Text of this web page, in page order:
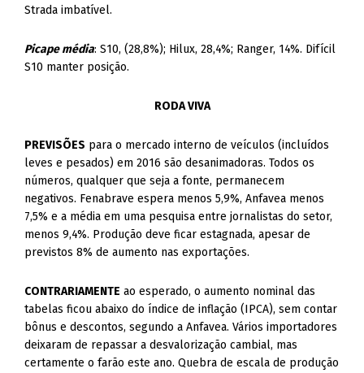
Strada imbatível.
Picape média: S10, (28,8%); Hilux, 28,4%; Ranger, 14%. Difícil
S10 manter posição.
RODA VIVA
PREVISÕES para o mercado interno de veículos (incluídos
leves e pesados) em 2016 são desanimadoras. Todos os
números, qualquer que seja a fonte, permanecem
negativos. Fenabrave espera menos 5,9%, Anfavea menos
7,5% e a média em uma pesquisa entre jornalistas do setor,
menos 9,4%. Produção deve ficar estagnada, apesar de
previstos 8% de aumento nas exportações.
CONTRARIAMENTE ao esperado, o aumento nominal das
tabelas ficou abaixo do índice de inflação (IPCA), sem contar
bônus e descontos, segundo a Anfavea. Vários importadores
deixaram de repassar a desvalorização cambial, mas
certamente o farão este ano. Quebra de escala de produção